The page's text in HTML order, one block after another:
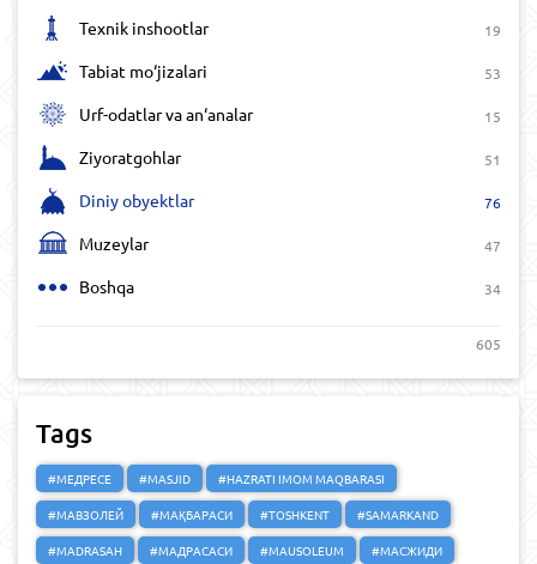
Texnik inshootlar 19
Tabiat mo‘jizalari 53
Urf-odatlar va an‘analar 15
Ziyoratgohlar 51
Diniy obyektlar 76
Muzeylar 47
Boshqa 34
605
Tags
#МЕДРЕСЕ #MASJID
#HAZRATI IMOM MAQBARASI
#МАВЗОЛЕЙ
#МАҚБАРАСИ #TOSHKENT
#SAMARKAND
#MADRASAH
#МАДРАСАСИ #MAUSOLEUM
#МАСЖИДИ